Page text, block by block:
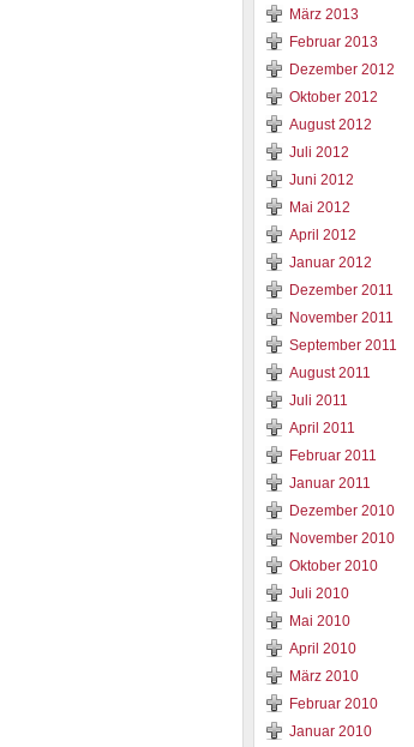
März 2013
Februar 2013
Dezember 2012
Oktober 2012
August 2012
Juli 2012
Juni 2012
Mai 2012
April 2012
Januar 2012
Dezember 2011
November 2011
September 2011
August 2011
Juli 2011
April 2011
Februar 2011
Januar 2011
Dezember 2010
November 2010
Oktober 2010
Juli 2010
Mai 2010
April 2010
März 2010
Februar 2010
Januar 2010